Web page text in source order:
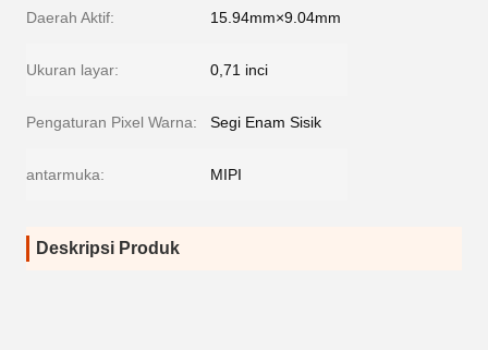
Daerah Aktif: 15.94mm×9.04mm
Ukuran layar: 0,71 inci
Pengaturan Pixel Warna: Segi Enam Sisik
antarmuka: MIPI
Deskripsi Produk